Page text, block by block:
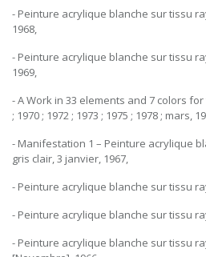
- Peinture acrylique blanche sur tissu
1968,
- Peinture acrylique blanche sur tissu
1969,
- A Work in 33 elements and 7 colors for
; 1970 ; 1972 ; 1973 ; 1975 ; 1978 ; mars,
- Manifestation 1 – Peinture acrylique
gris clair, 3 janvier, 1967,
- Peinture acrylique blanche sur tissu
- Peinture acrylique blanche sur tissu
- Peinture acrylique blanche sur tissu